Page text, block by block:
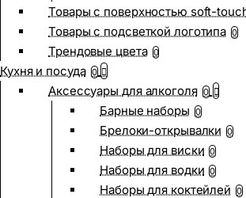
Товары с поверхностью soft-
Товары с подсветкой логотипа 0
Трендовые цвета 0
Кухня и посуда 0
Аксессуары для алкоголя 0
Барные наборы 0
Брелоки-открывалки 0
Наборы для виски 0
Наборы для водки 0
Наборы для коктейлей 0